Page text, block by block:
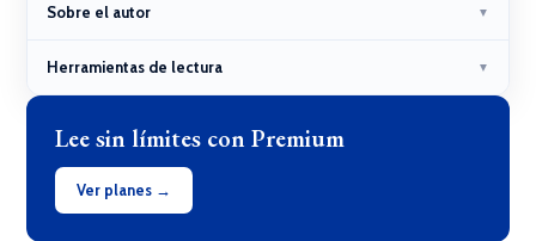
Sobre el autor ▼
Herramientas de lectura ▼
Lee sin límites con Premium
Ver planes →